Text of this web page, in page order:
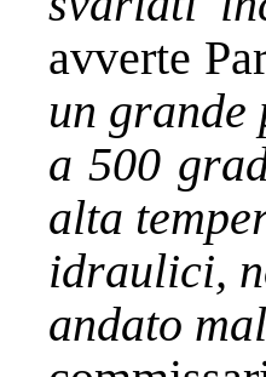
avverte
un
a 500
alta
idraulici,
andato